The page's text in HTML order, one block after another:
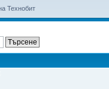
Технобит